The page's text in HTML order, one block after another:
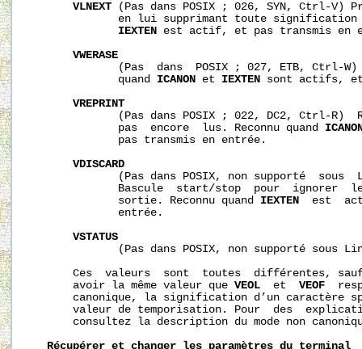
VLNEXT (Pas dans POSIX ; 026, SYN, Ctrl-V)
en lui supprimant toute
IEXTEN est actif, et pas transmis en
VWERASE
(Pas  dans  POSIX ; 027, ETB, Ctrl-
              quand
ICANON et IEXTEN sont actifs, et
VREPRINT
(Pas dans POSIX ; 022, DC2, Ctrl-R)
              pas  encore  lus. Reconnu quand
              pas transmis en entrée.
VDISCARD
(Pas dans POSIX, non supporté  sous
Bascule  start/stop  pour  ignorer
              sortie. Reconnu quand
IEXTEN
est
              entrée.
VSTATUS
(Pas dans POSIX, non supporté sous
Ces  valeurs  sont  toutes  différentes,
       avoir la même valeur que
VEOL
  et
VEOF
canonique, la signification d’un caractère
valeur de temporisation. Pour  des
consultez la description du mode non
Récupérer et changer les paramètres du terminal